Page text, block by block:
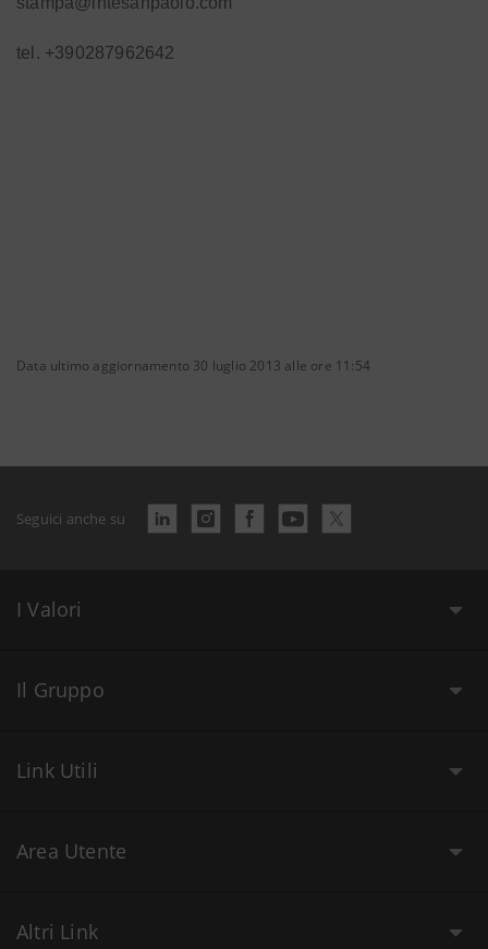
tel. +390287962642
Data ultimo aggiornamento 30 luglio 2013 alle ore 11:54
Seguici anche su
I Valori
Il Gruppo
Link Utili
Area Utente
Altri Link